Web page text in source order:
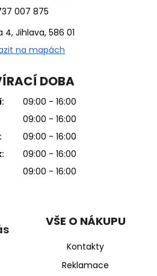
007 875
4, Jihlava, 586 01
na mapách
DOBA
09:00 - 16:00
09:00 - 16:00
09:00 - 16:00
09:00 - 16:00
09:00 - 16:00
VŠE O NÁKUPU
Kontakty
Reklamace